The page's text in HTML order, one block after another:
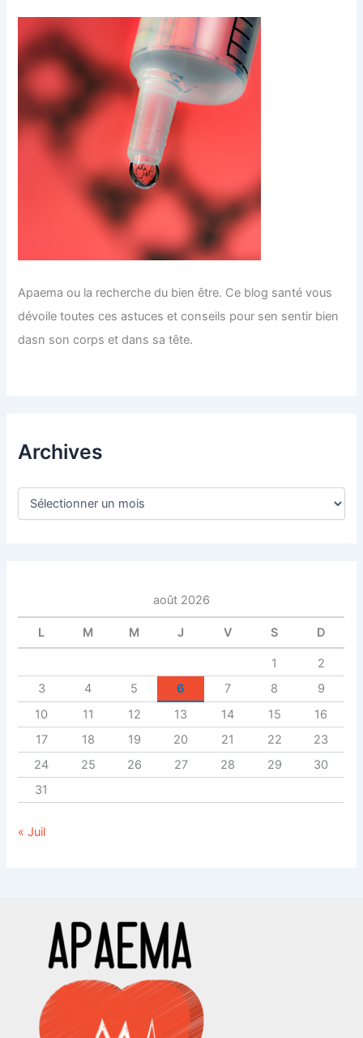
:
Apaema ou la recherche du bien être. Ce blog santé vous
dévoile toutes ces astuces et conseils pour sen sentir bien
dasn son corps et dans sa tête.
Archives
A
août 2026
L M M J V S D
1
2
3
4 5 6 7 8
9
10
11 12 13 14 15
16
17
18 19 20 21 22
23
24
25 26 27 28 29
30
31
« Juil